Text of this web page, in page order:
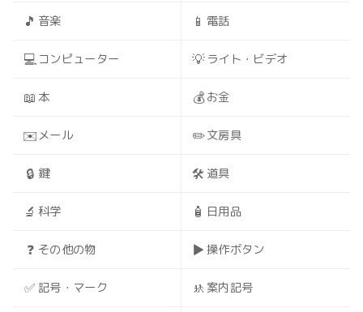
🎵 音楽 📱 電話
💻 コンピューター 💡 ライト・ビデオ
📖 本 💰お金
✉️ メール ✏️文房具
🔒 鍵 🛠️ 道具
🔬 科学 🧴 日用品
❓ その他の物 ▶️ 操作ボタン
✅ 記号・マーク 🚸 案内記号